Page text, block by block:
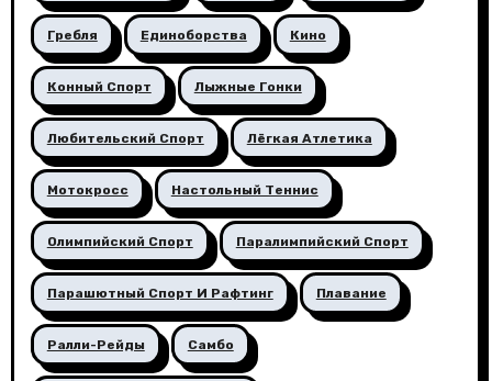
Гребля Единоборства Кино
Конный Спорт Лыжные Гонки
Любительский Спорт Лёгкая Атлетика
Мотокросс Настольный Теннис
Олимпийский Спорт Паралимпийский Спорт
Парашютный Спорт И Рафтинг Плавание
Ралли-Рейды Самбо